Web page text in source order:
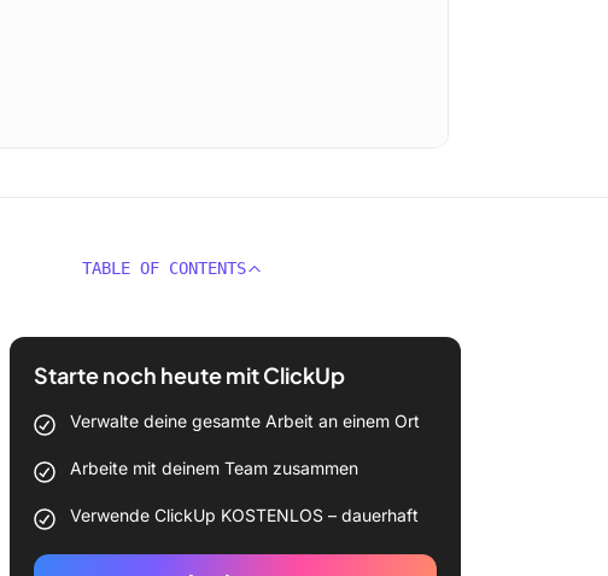
TABLE OF CONTENTS
Starte noch heute mit ClickUp
Verwalte deine gesamte Arbeit an einem Ort
Arbeite mit deinem Team zusammen
Verwende ClickUp KOSTENLOS – dauerhaft